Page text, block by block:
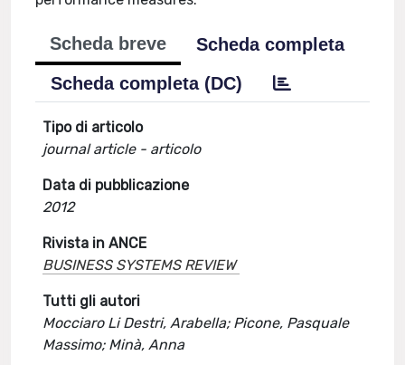
Scheda breve
Scheda completa
Scheda completa (DC)
Tipo di articolo
journal article - articolo
Data di pubblicazione
2012
Rivista in ANCE
BUSINESS SYSTEMS REVIEW
Tutti gli autori
Mocciaro Li Destri, Arabella; Picone, Pasquale
Massimo; Minà, Anna